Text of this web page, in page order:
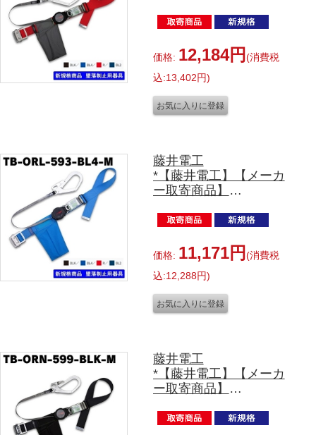
TB-ORL-593SV-R-M
す。
Sサイズ（ﾍﾞﾙﾄ長1100
㎜）
Lサイズ（ﾍﾞﾙﾄ長1400
㎜）
ます。
価格: 12,184円 (消費税
込:13,402円)
藤井電工
*【藤井電工】【メーカ
ー取寄商品】
TB-ORL-593-BL4-M
です。
Sサイズ(ﾍﾞﾙﾄ長1100㎜)
Lサイズ(ﾍﾞﾙﾄ長1400㎜)
LLサイズ130㎏対応(ﾍﾞﾙﾄ
長1600㎜)がございま
価格: 11,171円 (消費税
込:12,288円)
藤井電工
*【藤井電工】【メーカ
ー取寄商品】
TB-ORN-599-BLK-